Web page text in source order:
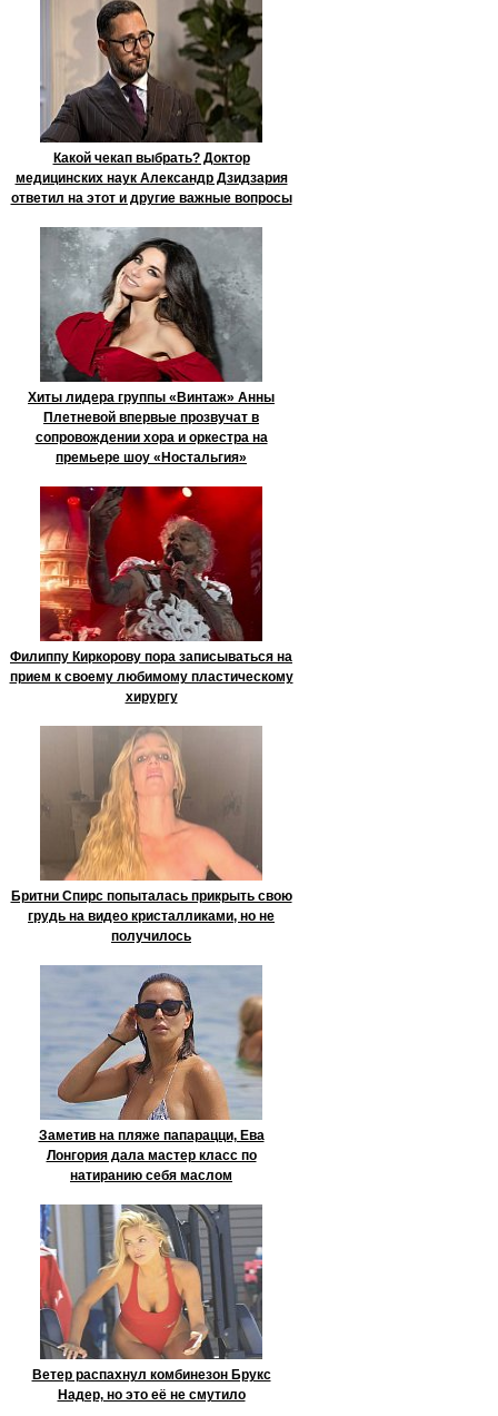
Какой чекап выбрать? Доктор
медицинских наук Александр Дзидзария
ответил на этот и другие важные вопросы
Хиты лидера группы «Винтаж» Анны
Плетневой впервые прозвучат в
сопровождении хора и оркестра на
премьере шоу «Ностальгия»
Филиппу Киркорову пора записываться на
прием к своему любимому пластическому
хирургу
Бритни Спирс попыталась прикрыть свою
грудь на видео кристалликами, но не
получилось
Заметив на пляже папарацци, Ева
Лонгория дала мастер класс по
натиранию себя маслом
Ветер распахнул комбинезон Брукс
Надер, но это её не смутило